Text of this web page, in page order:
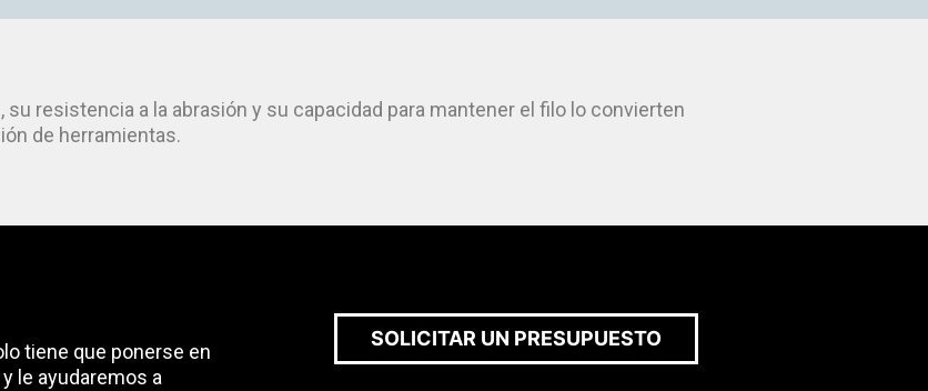
su resistencia a la abrasión y su capacidad para mantener el filo lo convierten
de herramientas.
tiene que ponerse en
le ayudaremos a
SOLICITAR UN PRESUPUESTO